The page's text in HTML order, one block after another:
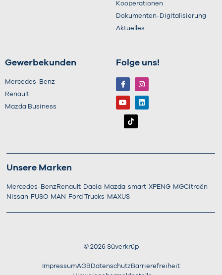
Kooperationen
Dokumenten-Digitalisierung
Aktuelles
Gewerbekunden
Mercedes-Benz
Renault
Mazda Business
Folge uns!
Unsere Marken
Mercedes-Benz Renault Dacia Mazda smart XPENG MGCitroën
Nissan FUSO MAN Ford Trucks MAXUS
© 2026Süverkrüp
ImpressumAGB Datenschutz Barrierefreiheit